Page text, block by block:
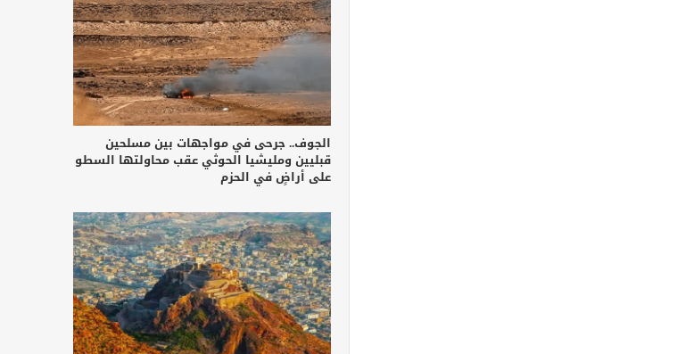
الجوف.. جرحى في مواجهات بين مسلحين
قبليين ومليشيا الحوثي عقب محاولتها السطو
على أراضٍ في الحزم